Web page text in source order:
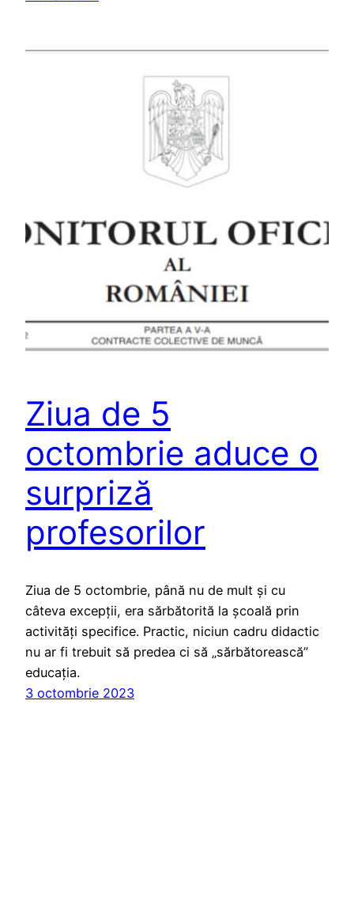
Ziua de 5
octombrie aduce o
surpriză
profesorilor
Ziua de 5 octombrie, până nu de mult și cu
câteva excepții, era sărbătorită la școală prin
activități specifice. Practic, niciun cadru didactic
nu ar fi trebuit să predea ci să „sărbătorească”
educația.
3 octombrie 2023